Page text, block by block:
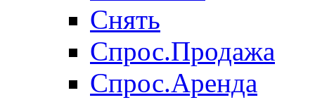
Снять
Спрос.Продажа
Спрос.Аренда